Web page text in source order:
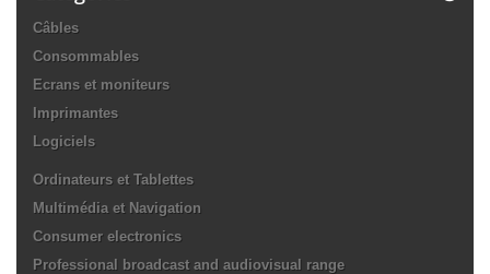
Câbles
Consommables
Ecrans et moniteurs
Imprimantes
Logiciels
Ordinateurs et Tablettes
Multimédia et Navigation
Consumer electronics
Professional broadcast and audiovisual range